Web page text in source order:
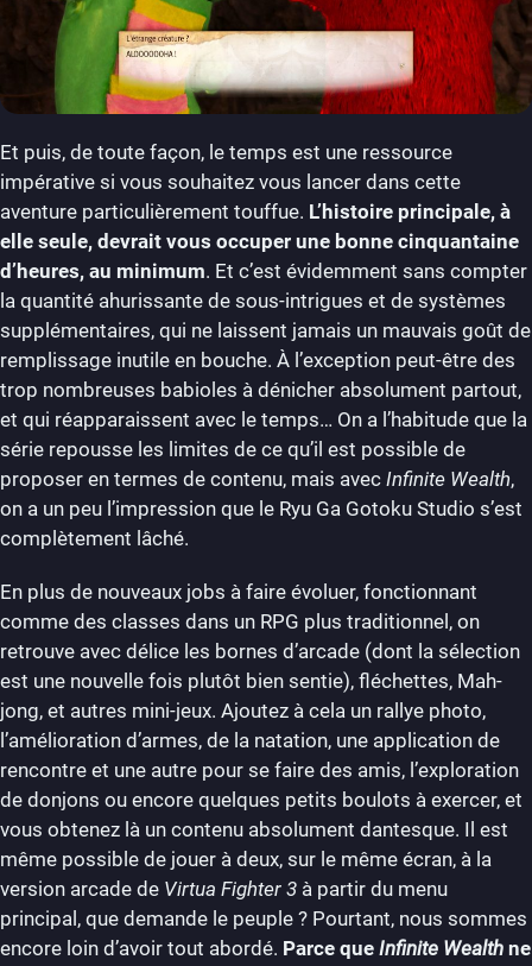
Et puis, de toute façon, le temps est une ressource
impérative si vous souhaitez vous lancer dans cette
aventure particulièrement touffue. L’histoire principale, à
elle seule, devrait vous occuper une bonne cinquantaine
d’heures, au minimum. Et c’est évidemment sans compter
la quantité ahurissante de sous-intrigues et de systèmes
supplémentaires, qui ne laissent jamais un mauvais goût de
remplissage inutile en bouche. À l’exception peut-être des
trop nombreuses babioles à dénicher absolument partout,
et qui réapparaissent avec le temps… On a l’habitude que la
série repousse les limites de ce qu’il est possible de
proposer en termes de contenu, mais avec Infinite Wealth,
on a un peu l’impression que le Ryu Ga Gotoku Studio s’est
complètement lâché.
En plus de nouveaux jobs à faire évoluer, fonctionnant
comme des classes dans un RPG plus traditionnel, on
retrouve avec délice les bornes d’arcade (dont la sélection
est une nouvelle fois plutôt bien sentie), fléchettes, Mah-
jong, et autres mini-jeux. Ajoutez à cela un rallye photo,
l’amélioration d’armes, de la natation, une application de
rencontre et une autre pour se faire des amis, l’exploration
de donjons ou encore quelques petits boulots à exercer, et
vous obtenez là un contenu absolument dantesque. Il est
même possible de jouer à deux, sur le même écran, à la
version arcade de Virtua Fighter 3 à partir du menu
principal, que demande le peuple ? Pourtant, nous sommes
encore loin d’avoir tout abordé. Parce que Infinite Wealth ne